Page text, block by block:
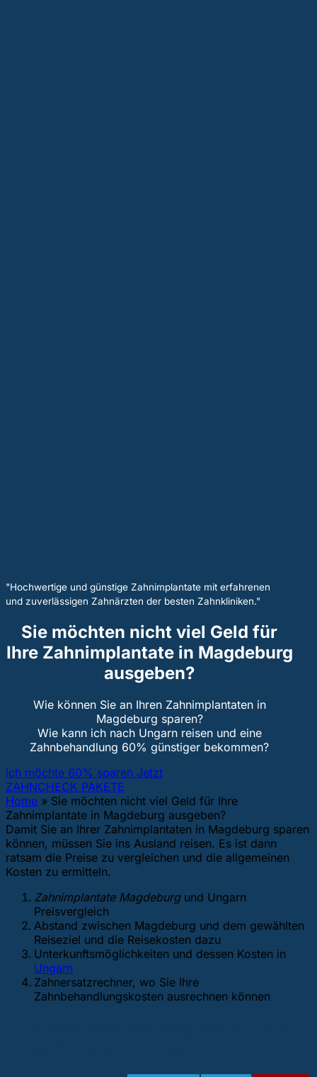
"Hochwertige und günstige Zahnimplantate mit erfahrenen
und zuverlässigen Zahnärzten der besten Zahnkliniken."
Sie möchten nicht viel Geld für
Ihre Zahnimplantate in Magdeburg
ausgeben?
Wie können Sie an Ihren Zahnimplantaten in
Magdeburg sparen?
Wie kann ich nach Ungarn reisen und eine
Zahnbehandlung 60% günstiger bekommen?
Ich möchte 60% sparen Jetzt
ZAHNCHECK PAKETE
Home » Sie möchten nicht viel Geld für Ihre
Zahnimplantate in Magdeburg ausgeben?
Damit Sie an Ihrer Zahnimplantaten in Magdeburg sparen
können, müssen Sie ins Ausland reisen. Es ist dann
ratsam die Preise zu vergleichen und die allgemeinen
Kosten zu ermitteln.
Zahnimplantate Magdeburgund Ungarn
Preisvergleich
Abstand zwischen Magdeburg und dem gewählten
Reiseziel und die Reisekosten dazu
Unterkunftsmöglichkeiten und dessen Kosten in
Ungarn
Zahnersatzrechner, wo Sie Ihre
Zahnbehandlungskosten ausrechnen können